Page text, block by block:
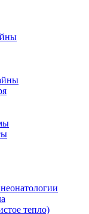
тепло)